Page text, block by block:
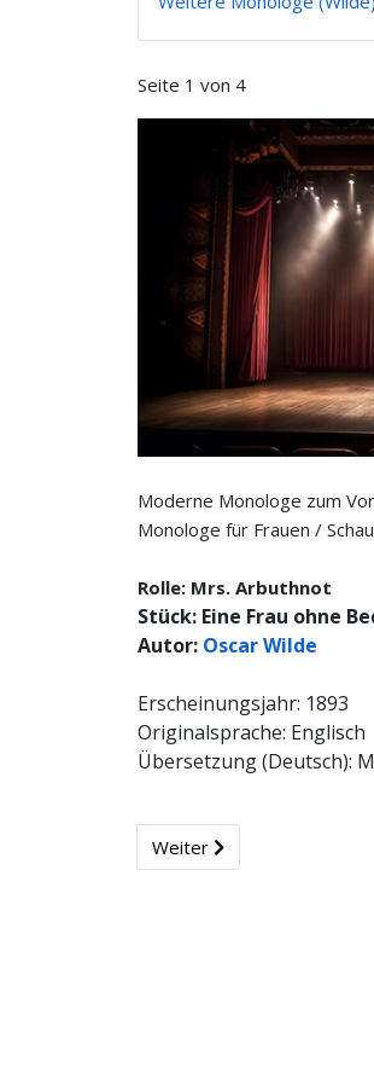
Seite 1 von 4
Moderne Monologe zum
Monologe für Frauen /
Rolle: Mrs. Arbuthnot
Stück: Eine Frau ohne
Autor: Oscar Wilde
Erscheinungsjahr: 1893
Originalsprache: Englisch
Übersetzung (Deutsch):
Weiter